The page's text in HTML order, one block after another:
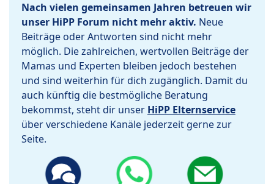
Nach vielen gemeinsamen Jahren betreuen wir
unser HiPP Forum nicht mehr aktiv. Neue
Beiträge oder Antworten sind nicht mehr
möglich. Die zahlreichen, wertvollen Beiträge der
Mamas und Experten bleiben jedoch bestehen
und sind weiterhin für dich zugänglich. Damit du
auch künftig die bestmögliche Beratung
bekommst, steht dir unser HiPP Elternservice
über verschiedene Kanäle jederzeit gerne zur
Seite.